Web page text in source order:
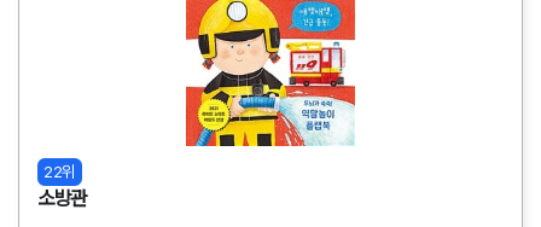
22위
소방관